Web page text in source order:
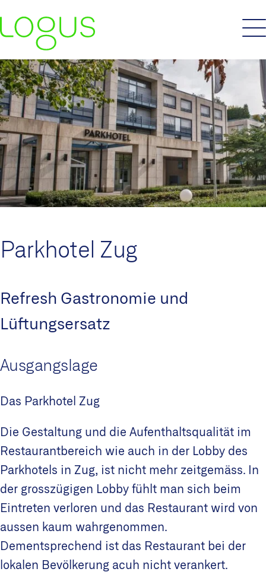
Parkhotel Zug
Refresh Gastronomie und
Lüftungsersatz
Ausgangslage
Das Parkhotel Zug
Die Gestaltung und die Aufenthaltsqualität im
Restaurantbereich wie auch in der Lobby des
Parkhotels in Zug, ist nicht mehr zeitgemäss. In
der grosszügigen Lobby fühlt man sich beim
Eintreten verloren und das Restaurant wird von
aussen kaum wahrgenommen.
Dementsprechend ist das Restaurant bei der
lokalen Bevölkerung acuh nicht verankert.